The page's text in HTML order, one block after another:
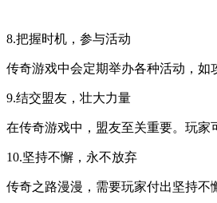
8.把握时机，参与活动
传奇游戏中会定期举办各种活动，如
9.结交盟友，壮大力量
在传奇游戏中，盟友至关重要。玩家
10.坚持不懈，永不放弃
传奇之路漫漫，需要玩家付出坚持不